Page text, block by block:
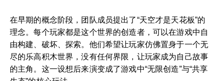
在早期的概念阶段，团队成员提出了“天空才是天花板”的
理念。每个玩家都是这个世界的创造者，可以在游戏中自
由构建、破坏、探索。他们希望让玩家仿佛置身于一个无
尽的乐高积木世界，没有任何界限，让玩家成为自己故事
的主角。这一设想后来演变成了游戏中“无限创造”与“共享